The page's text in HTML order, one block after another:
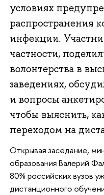
условиях
распространения
инфекции.
частности,
волонтерства в
заведениях,
и вопросы
чтобы выяснить,
переходом на
Открывая заседание,
образования Валерий
80% российских вузов
дистанционного